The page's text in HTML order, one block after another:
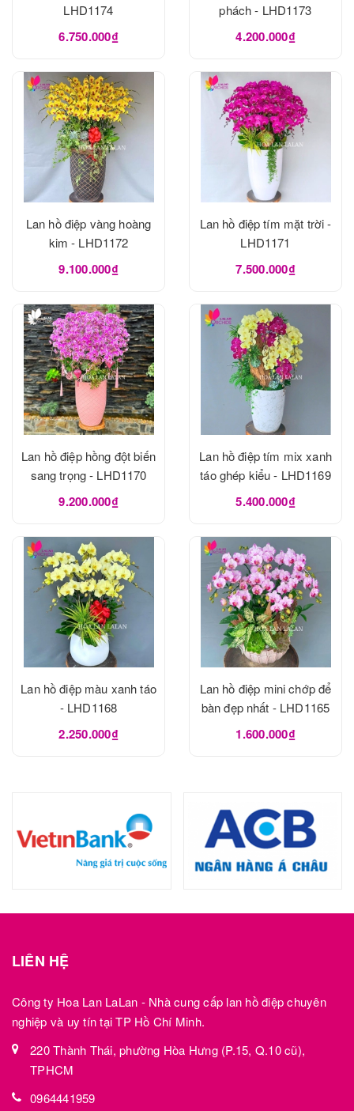
LHD1174
6.750.000₫
phách - LHD1173
4.200.000₫
Lan hồ điệp vàng hoàng
kim - LHD1172
9.100.000₫
Lan hồ điệp tím mặt trời -
LHD1171
7.500.000₫
Lan hồ điệp hồng đột biến
sang trọng - LHD1170
9.200.000₫
Lan hồ điệp tím mix xanh
táo ghép kiểu - LHD1169
5.400.000₫
Lan hồ điệp màu xanh táo
- LHD1168
2.250.000₫
Lan hồ điệp mini chớp để
bàn đẹp nhất - LHD1165
1.600.000₫
LIÊN HỆ
Công ty Hoa Lan LaLan - Nhà cung cấp lan hồ điệp chuyên
nghiệp và uy tín tại TP Hồ Chí Minh.
220 Thành Thái, phường Hòa Hưng (P.15, Q.10 cũ),
TPHCM
0964441959